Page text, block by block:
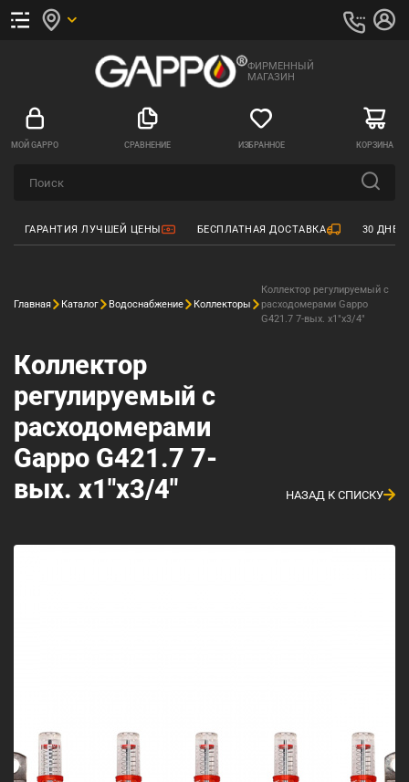
ФИРМЕННЫЙ
МАГАЗИН
МОЙ GAPPO СРАВНЕНИЕ ИЗБРАННОЕ КОРЗИНА
ГАРАНТИЯ ЛУЧШЕЙ ЦЕНЫ БЕСПЛАТНАЯ ДОСТАВКА 30
Главная Каталог Водоснабжение Коллекторы
Коллектор регулируемый с
расходомерами Gappo
G421.7 7-вых. x1"x3/4"
Коллектор
регулируемый с
расходомерами
Gappo G421.7 7-
вых. x1"x3/4"
НАЗАД К СПИСКУ